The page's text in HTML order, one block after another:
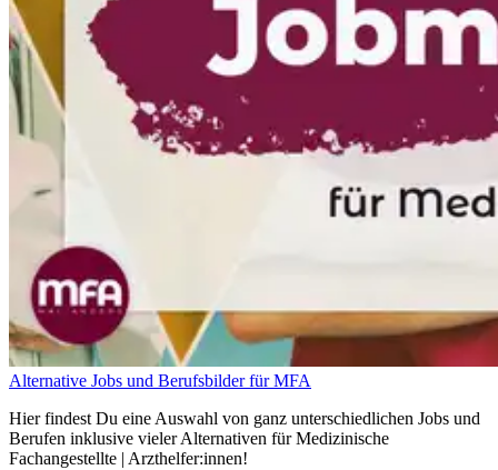
Alternative Jobs und Berufsbilder für MFA
Hier findest Du eine Auswahl von ganz unterschiedlichen Jobs und
Berufen inklusive vieler Alternativen für Medizinische
Fachangestellte | Arzthelfer:innen!